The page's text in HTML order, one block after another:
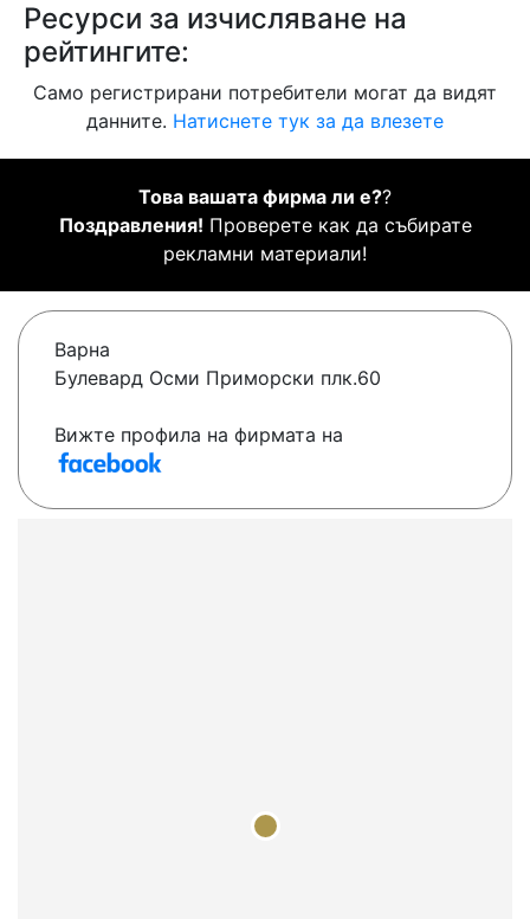
Ресурси за изчисляване на
рейтингите:
Само регистрирани потребители могат да видят
данните. Натиснете тук за да влезете
Това вашата фирма ли е??
Поздравления! Проверете как да събирате
рекламни материали!
Варна
Булевард Осми Приморски плк.60
Вижте профила на фирмата на